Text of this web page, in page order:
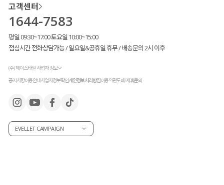
고객센터
1644-7583
평일 09:30~17:00 토요일 10:00~15:00
점심시간 전화상담가능 / 일요일&공휴일 휴무 / 배송문의 2시 이후
(주) 제이스타일 사업자 정보
공지사항이용안내사업자정보확인개인정보처리방침이용약관도매/제휴문의
EVELLET CAMPAIGN